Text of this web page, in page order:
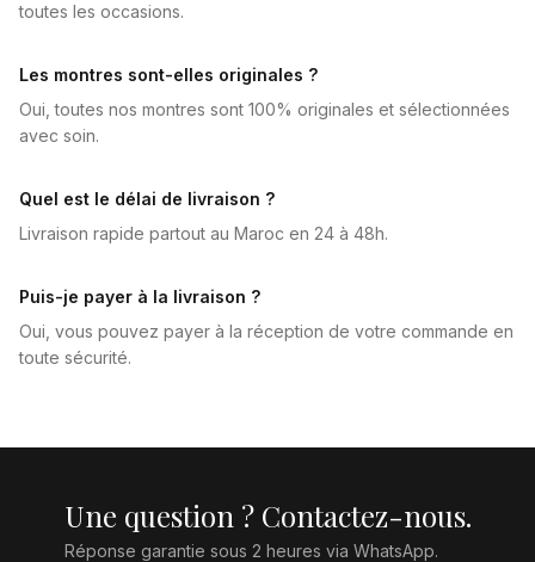
toutes les occasions.
Les montres sont-elles originales ?
Oui, toutes nos montres sont 100% originales et sélectionnées
avec soin.
Quel est le délai de livraison ?
Livraison rapide partout au Maroc en 24 à 48h.
Puis-je payer à la livraison ?
Oui, vous pouvez payer à la réception de votre commande en
toute sécurité.
Une question ? Contactez-nous.
Réponse garantie sous 2 heures via WhatsApp.